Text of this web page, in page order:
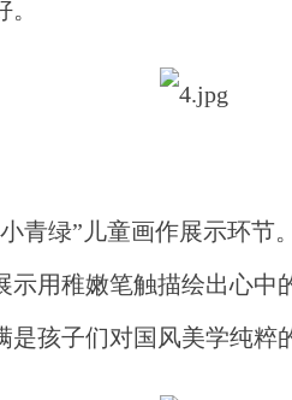
青绿”儿童画作展示环
用稚嫩笔触描绘出心
孩子们对国风美学纯粹